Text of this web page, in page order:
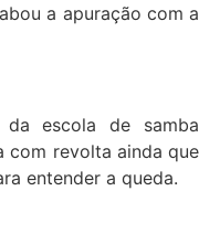
a apuração com a
da escola de samba
com revolta ainda que
entender a queda.